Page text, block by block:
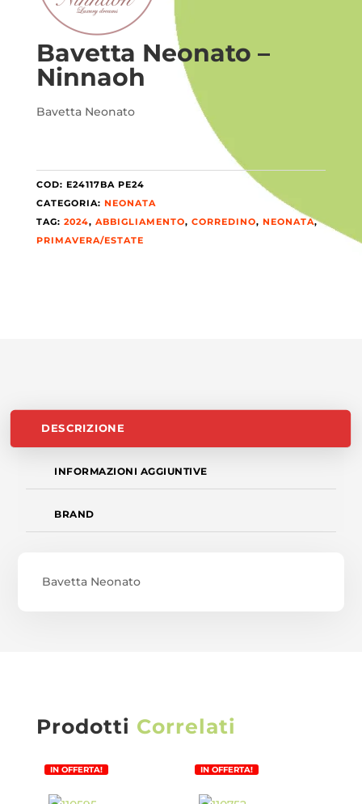
Bavetta Neonato –
Ninnaoh
Bavetta Neonato
COD: E24117BA PE24
CATEGORIA: NEONATA
TAG: 2024, ABBIGLIAMENTO, CORREDINO, NEONATA,
PRIMAVERA/ESTATE
DESCRIZIONE
INFORMAZIONI AGGIUNTIVE
BRAND
Bavetta Neonato
Prodotti Correlati
IN OFFERTA! IN OFFERTA!